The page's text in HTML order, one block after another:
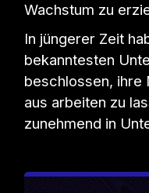
Wachstum zu
In jüngerer Zeit
bekanntesten
beschlossen, ihre
aus arbeiten zu
zunehmend in